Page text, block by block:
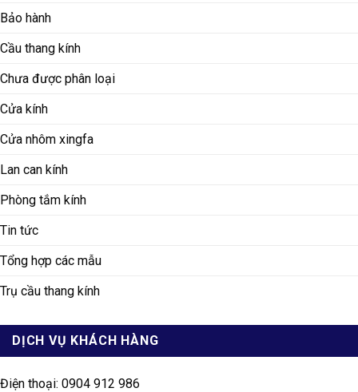
Bảo hành
Cầu thang kính
Chưa được phân loại
Cửa kính
Cửa nhôm xingfa
Lan can kính
Phòng tắm kính
Tin tức
Tổng hợp các mẫu
Trụ cầu thang kính
DỊCH VỤ KHÁCH HÀNG
Điện thoại: 0904 912 986